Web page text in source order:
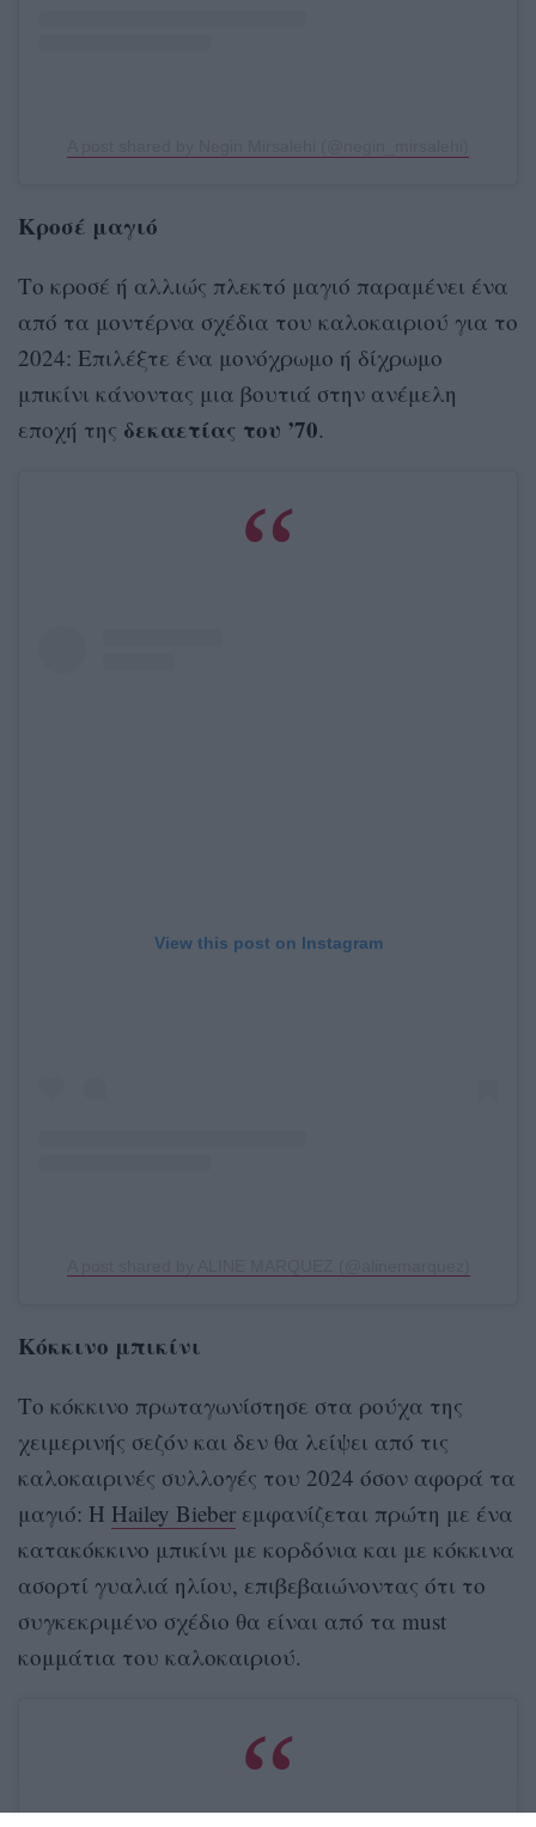
Κροσέ μαγιό
Το κροσέ ή αλλιώς πλεκτό μαγιό παραμένει ένα
από τα μοντέρνα σχέδια του καλοκαιριού για το
2024: Επιλέξτε ένα μονόχρωμο ή δίχρωμο
μπικίνι κάνοντας μια βουτιά στην ανέμελη
εποχή της δεκαετίας του ’70.
View this post on Instagram
Κόκκινο μπικίνι
Το κόκκινο πρωταγωνίστησε στα ρούχα της
χειμερινής σεζόν και δεν θα λείψει από τις
καλοκαιρινές συλλογές του 2024 όσον αφορά τα
μαγιό: Η Hailey Bieber εμφανίζεται πρώτη με ένα
κατακόκκινο μπικίνι με κορδόνια και με κόκκινα
ασορτί γυαλιά ηλίου, επιβεβαιώνοντας ότι το
συγκεκριμένο σχέδιο θα είναι από τα must
κομμάτια του καλοκαιριού.